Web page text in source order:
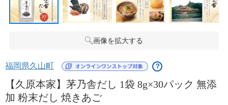
画像を拡大する
福岡県久山町 ？
【久原本家】茅乃舎だし 1袋 8g×30パック 無添
加 粉末だし 焼きあご